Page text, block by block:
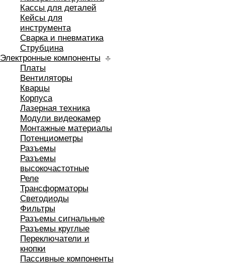
Кассы для деталей
Кейсы для
инструмента
Сварка и пневматика
Струбцина
Электронные компоненты
Платы
Вентиляторы
Кварцы
Корпуса
Лазерная техника
Модули видеокамер
Монтажные материалы
Потенциометры
Разъемы
Разъемы
высокочастотные
Реле
Трансформаторы
Светодиоды
Фильтры
Разъемы сигнальные
Разъемы круглые
Переключатели и
кнопки
Пассивные компоненты